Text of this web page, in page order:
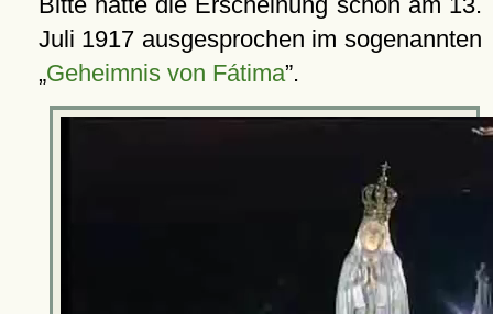
Juli 1917 ausgesprochen im sogenannten
Geheimnis von Fátima .